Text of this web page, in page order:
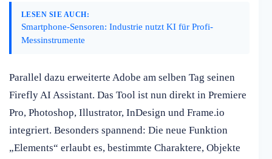
LESEN SIE AUCH:
Smartphone-Sensoren: Industrie nutzt KI für Profi-
Messinstrumente
Parallel dazu erweiterte Adobe am selben Tag seinen
Firefly AI Assistant. Das Tool ist nun direkt in Premiere
Pro, Photoshop, Illustrator, InDesign und Frame.io
integriert. Besonders spannend: Die neue Funktion
„Elements“ erlaubt es, bestimmte Charaktere, Objekte